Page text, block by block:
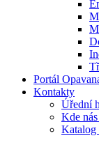
Portál
Kontakty
Úřední
Kde
Katalog